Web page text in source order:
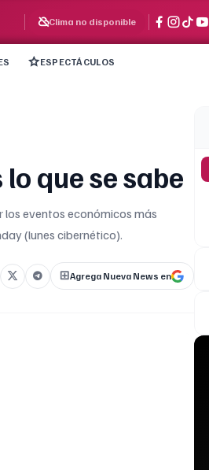
Clima no disponible
ESPECTÁCULOS
que se sabe
los eventos económicos más
(lunes cibernético).
Agrega Nueva News en